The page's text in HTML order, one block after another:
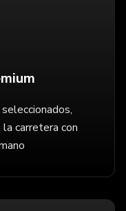
carretera con